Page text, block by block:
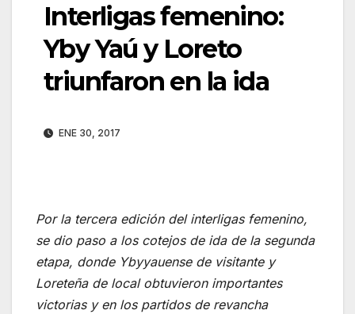
Interligas femenino:
Yby Yaú y Loreto
triunfaron en la ida
ENE 30, 2017
Por la tercera edición del interligas femenino,
se dio paso a los cotejos de ida de la segunda
etapa, donde Ybyyauense de visitante y
Loreteña de local obtuvieron importantes
victorias y en los partidos de revancha